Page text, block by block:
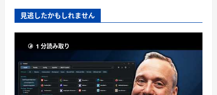
見逃したかもしれません
1 分読み取り